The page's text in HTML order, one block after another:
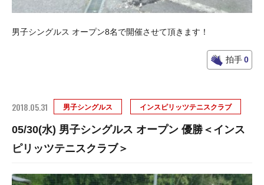
男子シングルス オープン8名で開催させて頂きます！
拍手0
2018.05.31 男子シングルス インスピリッツテニスクラブ
05/30(水) 男子シングルス オープン 優勝＜インス
ピリッツテニスクラブ＞